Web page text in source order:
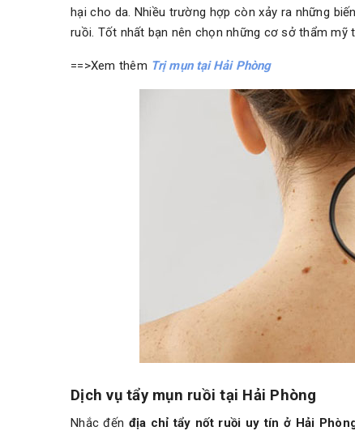
hại cho da. Nhiều trường hợp còn xảy ra những
ruồi. Tốt nhất bạn nên chọn những cơ sở thẩm mỹ
==>Xem thêm Trị mụn tại Hải Phòng
Dịch vụ tẩy mụn ruồi tại Hải Phòng
Nhắc đến địa chỉ tẩy nốt ruồi uy tín ở Hải